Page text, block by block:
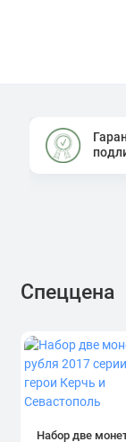
Спеццена
Набор две